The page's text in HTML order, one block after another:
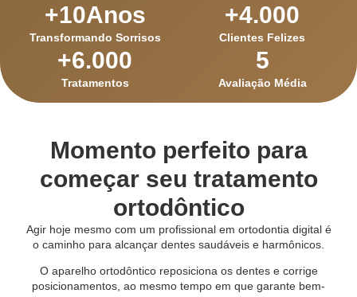
Transformando Sorrisos
+10Anos
Clientes Felizes
+4.000
Tratamentos
+6.000
Avaliação Média
5
Momento perfeito para
começar seu tratamento
ortodôntico
Agir hoje mesmo com um profissional em ortodontia digital é
o caminho para alcançar dentes saudáveis e harmônicos.
O aparelho ortodôntico reposiciona os dentes e corrige
posicionamentos, ao mesmo tempo em que garante bem-